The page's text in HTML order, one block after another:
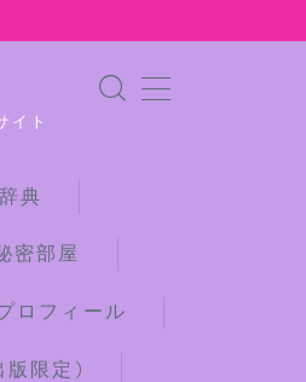
イト
典
密部屋
ロフィール
限定)